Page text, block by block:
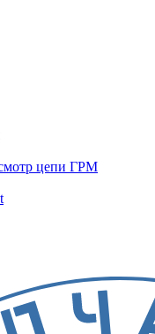
цепи ГРМ